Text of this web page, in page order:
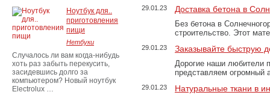
29.01.23 Доставка бетона в
Без бетона в
строительство. Этот
29.01.23 Заказывайте быструю
Дорогие наши любители
представляем огромный
29.01.23 Натуральные ткани в
Ноутбук для..
приготовления
пищи
Нетбуки
Случалось ли вам когда-нибудь
хоть раз забыть перекусить,
засидевшись долго за
компьютером? Новый ноутбук
Electrolux …